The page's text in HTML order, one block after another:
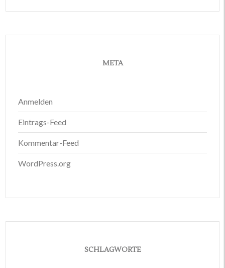
META
Anmelden
Eintrags-Feed
Kommentar-Feed
WordPress.org
SCHLAGWORTE